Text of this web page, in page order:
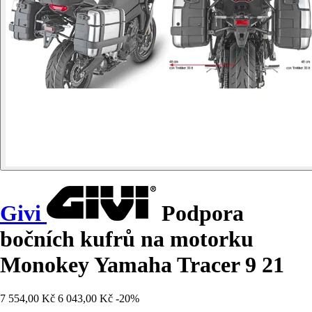
Givi
Podpora
bočních kufrů na motorku
Monokey Yamaha Tracer 9 21
7 554,00 Kč 6 043,00 Kč -20%